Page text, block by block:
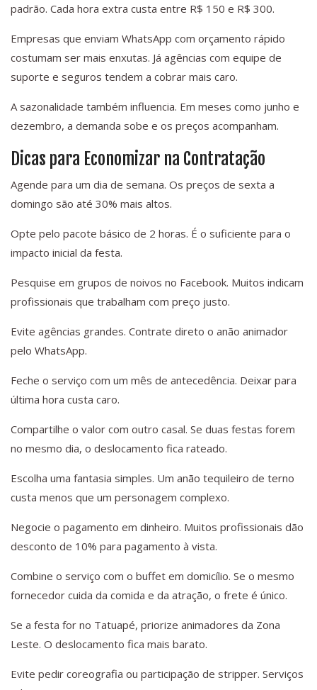
padrão. Cada hora extra custa entre R$ 150 e R$ 300.
Empresas que enviam WhatsApp com orçamento rápido
costumam ser mais enxutas. Já agências com equipe de
suporte e seguros tendem a cobrar mais caro.
A sazonalidade também influencia. Em meses como junho e
dezembro, a demanda sobe e os preços acompanham.
Dicas para Economizar na Contratação
Agende para um dia de semana. Os preços de sexta a
domingo são até 30% mais altos.
Opte pelo pacote básico de 2 horas. É o suficiente para o
impacto inicial da festa.
Pesquise em grupos de noivos no Facebook. Muitos indicam
profissionais que trabalham com preço justo.
Evite agências grandes. Contrate direto o anão animador
pelo WhatsApp.
Feche o serviço com um mês de antecedência. Deixar para
última hora custa caro.
Compartilhe o valor com outro casal. Se duas festas forem
no mesmo dia, o deslocamento fica rateado.
Escolha uma fantasia simples. Um anão tequileiro de terno
custa menos que um personagem complexo.
Negocie o pagamento em dinheiro. Muitos profissionais dão
desconto de 10% para pagamento à vista.
Combine o serviço com o buffet em domicílio. Se o mesmo
fornecedor cuida da comida e da atração, o frete é único.
Se a festa for no Tatuapé, priorize animadores da Zona
Leste. O deslocamento fica mais barato.
Evite pedir coreografia ou participação de stripper. Serviços